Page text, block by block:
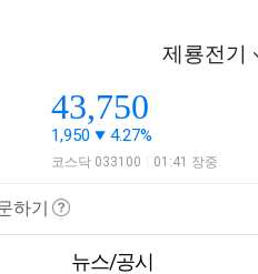
제룡전기
43,750
1,950 4.27%
코스닥 033100 01:41 장중
하기
뉴스/공시